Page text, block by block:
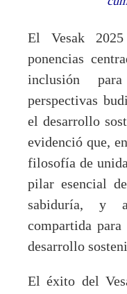
El Vesak
ponencias
inclusión
perspectivas
el desarrollo
evidenció que,
filosofía de
pilar esencial
sabiduría, y
compartida
desarrollo
El éxito del